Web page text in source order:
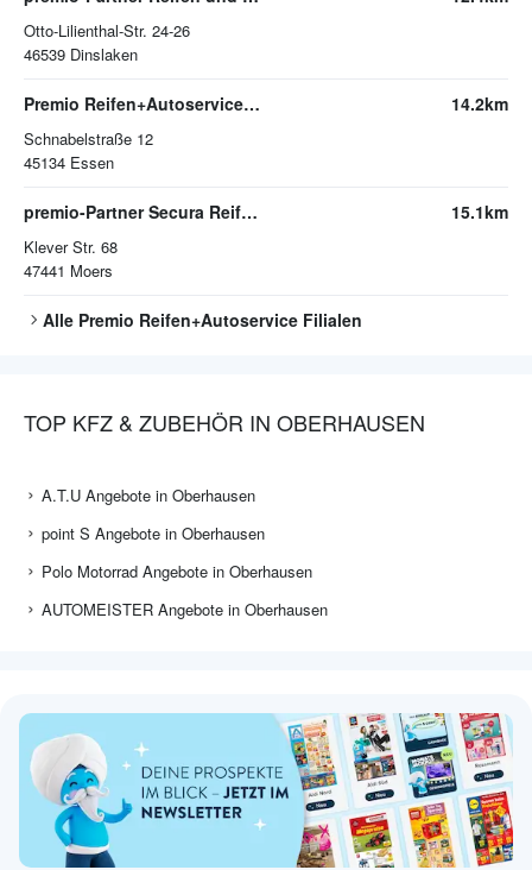
Otto-Lilienthal-Str. 24-26
46539 Dinslaken
Premio Reifen+Autoservice Essen
Schnabelstraße 12
45134 Essen
14.2km
premio-Partner Secura Reifenservice
Klever Str. 68
47441 Moers
15.1km
Alle Premio Reifen+Autoservice Filialen
TOP KFZ & ZUBEHÖR IN OBERHAUSEN
A.T.U Angebote in Oberhausen
point S Angebote in Oberhausen
Polo Motorrad Angebote in Oberhausen
AUTOMEISTER Angebote in Oberhausen